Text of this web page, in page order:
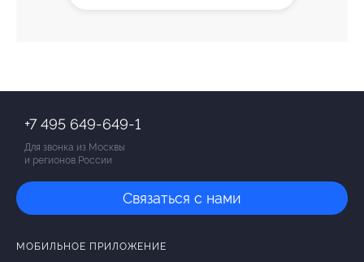
+7 495 649-649-1
Для звонка из Москвы
и регионов России
Связаться с нами
МОБИЛЬНОЕ ПРИЛОЖЕНИЕ